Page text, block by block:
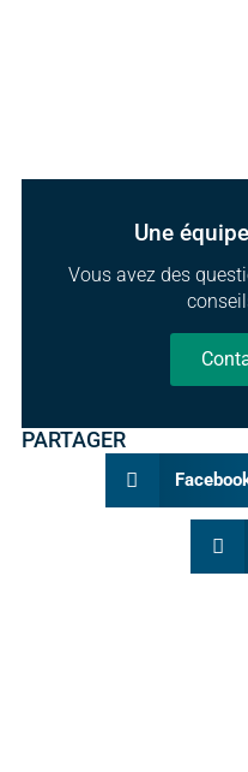
Une
Vous avez des
PARTAGER